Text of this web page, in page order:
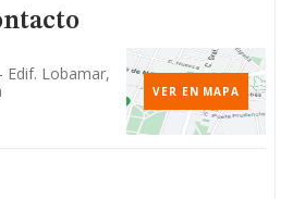
Edif. Lobamar,
VER EN MAPA